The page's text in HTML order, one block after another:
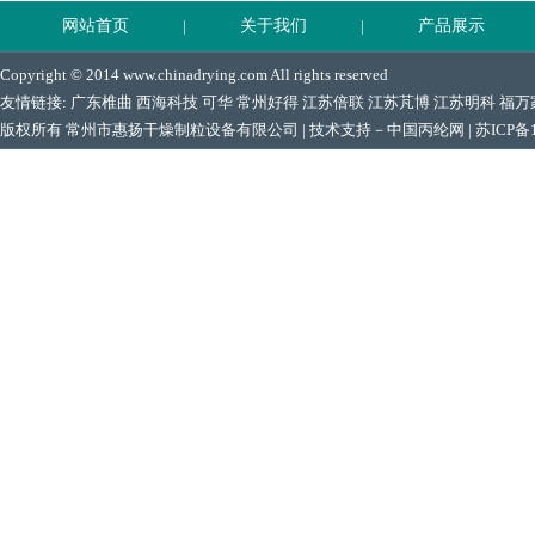
网站首页 | 关于我们 | 产品展示
Copyright © 2014 www.chinadrying.com All rights reserved
友情链接: 广东椎曲 西海科技 可华 常州好得 江苏倍联 江苏芃博 江苏明科 福万
版权所有 常州市惠扬干燥制粒设备有限公司 | 技术支持－ 中国丙纶网 | 苏ICP备